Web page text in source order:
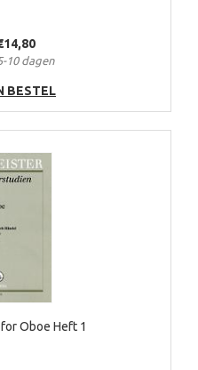
10 dagen
BESTEL
Oboe Heft 1